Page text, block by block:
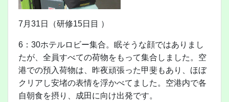
7月31日（研修15日目 ）
6：30ホテルロビー集合。眠そうな顔ではありまし
たが、全員すべての荷物をもって集合しました。空
港での預入荷物は、昨夜頑張った甲斐もあり、ほぼ
クリアし安堵の表情を浮かべてました。空港内で各
自朝食を摂り、成田に向け出発です。